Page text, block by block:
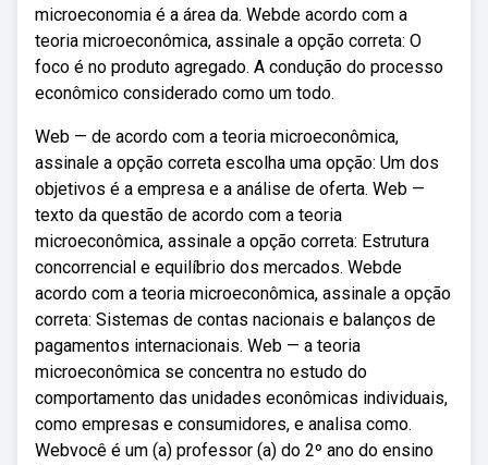
microeconomia é a área da. Webde acordo com a
teoria microeconômica, assinale a opção correta: O
foco é no produto agregado. A condução do processo
econômico considerado como um todo.
Web — de acordo com a teoria microeconômica,
assinale a opção correta escolha uma opção: Um dos
objetivos é a empresa e a análise de oferta. Web —
texto da questão de acordo com a teoria
microeconômica, assinale a opção correta: Estrutura
concorrencial e equilíbrio dos mercados. Webde
acordo com a teoria microeconômica, assinale a opção
correta: Sistemas de contas nacionais e balanços de
pagamentos internacionais. Web — a teoria
microeconômica se concentra no estudo do
comportamento das unidades econômicas individuais,
como empresas e consumidores, e analisa como.
Webvocê é um (a) professor (a) do 2º ano do ensino